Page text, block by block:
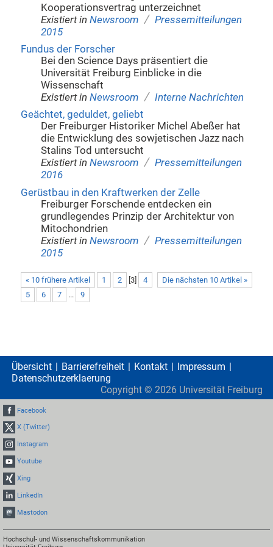
Kooperationsvertrag unterzeichnet
Existiert in Newsroom / Pressemitteilungen
2015
Fundus der Forscher
Bei den Science Days präsentiert die
Universität Freiburg Einblicke in die
Wissenschaft
Existiert in Newsroom / Interne Nachrichten
Geächtet, geduldet, geliebt
Der Freiburger Historiker Michel Abeßer hat
die Entwicklung des sowjetischen Jazz nach
Stalins Tod untersucht
Existiert in Newsroom / Pressemitteilungen
2016
Gerüstbau in den Kraftwerken der Zelle
Freiburger Forschende entdecken ein
grundlegendes Prinzip der Architektur von
Mitochondrien
Existiert in Newsroom / Pressemitteilungen
2015
« 10 frühere Artikel Die nächsten 10 Artikel »
1 2 3]
4
5
6 7 ... 9
Übersicht Barrierefreiheit Kontakt
Impressum
Datenschutzerklaerung
Copyright © 2026 Universität Freiburg
Facebook
X (Twitter)
Instagram
Youtube
Xing
LinkedIn
Mastodon
Hochschul- und Wissenschaftskommunikation